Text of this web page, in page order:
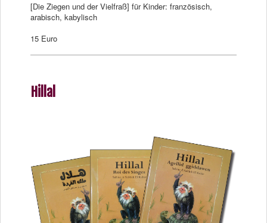
[Die Ziegen und der Vielfraß] für Kinder: französisch,
arabisch, kabylisch
15 Euro
Hillal